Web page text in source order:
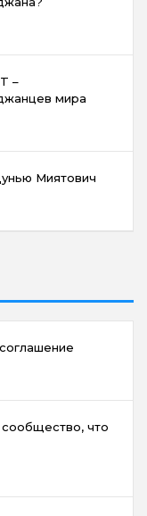
–
мира
Миятович
что